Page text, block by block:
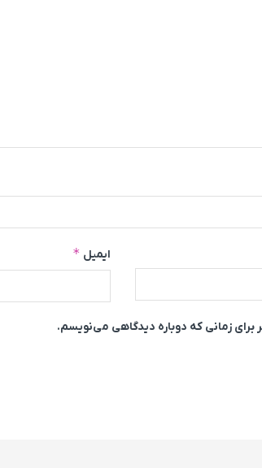
ایمیل *
برای زمانی که دوباره دیدگاهی می‌نویسم.